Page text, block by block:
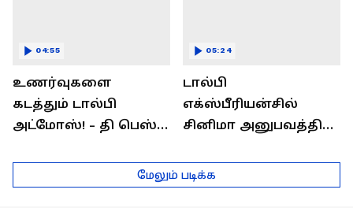
உணர்வுகளை
கடத்தும் டால்பி
அட்மோஸ்! - தி பெஸ்ட்
எக்ஸ்பீரியன்ஸ்
04:55
டால்பி
எக்ஸ்பீரியன்சில்
சினிமா அனுபவத்தில்
05:24
மேலும் படிக்க